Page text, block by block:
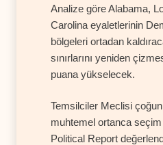
Analize göre Alabama,
Carolina eyaletlerinin
bölgeleri ortadan
sınırlarını yeniden
puana yükselecek.
Temsilciler Meclisi
muhtemel ortanca
Political Report